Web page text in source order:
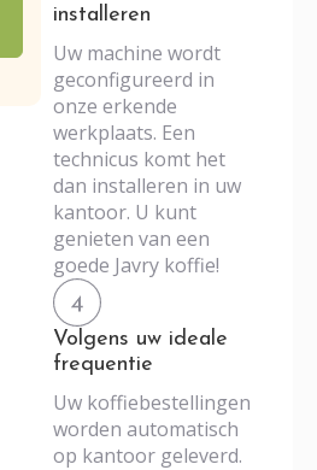
installeren
Uw machine wordt
geconfigureerd in
onze erkende
werkplaats. Een
technicus komt het
dan installeren in uw
kantoor. U kunt
genieten van een
goede Javry koffie!
Volgens uw ideale
frequentie
Uw koffiebestellingen
worden automatisch
op kantoor geleverd.